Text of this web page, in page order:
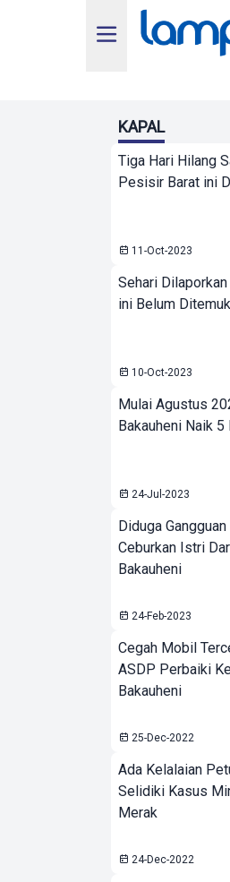
KAPAL
Tiga Hari Hilang
Pesisir Barat ini
11-Oct-2023
Sehari
ini Belum
10-Oct-2023
Mulai Agustus
Bakauheni Naik
24-Jul-2023
Diduga
Ceburkan Istri
Bakauheni
24-Feb-2023
Cegah Mobil
ASDP Perbaiki
Bakauheni
25-Dec-2022
Ada Kelalaian
Selidiki Kasus
Merak
24-Dec-2022